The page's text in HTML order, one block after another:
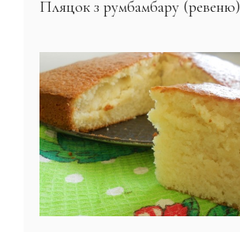
Пляцок з румбамбару (ревеню)